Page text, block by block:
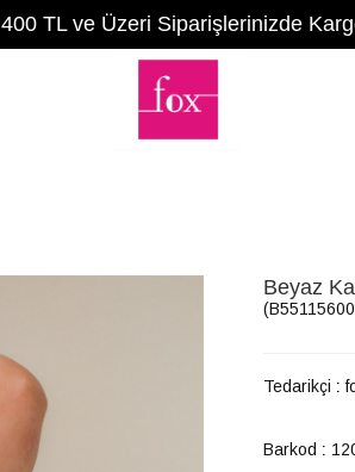
400 TL ve Üzeri Siparişlerinizde
Beyaz
Tedarikçi :
Barkod :